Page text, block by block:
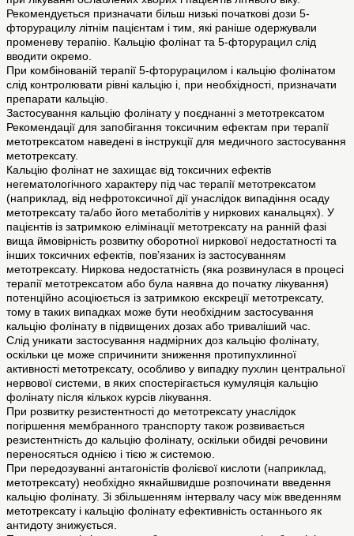
Рекомендується призначати більш низькі початкові дози 5-
фторурацилу літнім пацієнтам і тим, які раніше одержували
променеву терапію. Кальцію фолінат та 5-фторурацил слід
вводити окремо.
При комбінованій терапії 5-фторурацилом і кальцію фолінатом
слід контролювати рівні кальцію і, при необхідності, призначати
препарати кальцію.
Застосування кальцію фолінату у поєднанні з метотрексатом
Рекомендації для запобігання токсичним ефектам при терапії
метотрексатом наведені в інструкції для медичного застосування
метотрексату.
Кальцію фолінат не захищає від токсичних ефектів
негематологічного характеру під час терапії метотрексатом
(наприклад, від нефротоксичної дії унаслідок випадіння осаду
метотрексату та/або його метаболітів у ниркових канальцях). У
пацієнтів із затримкою елімінації метотрексату на ранній фазі
вища ймовірність розвитку оборотної ниркової недостатності та
інших токсичних ефектів, пов’язаних із застосуванням
метотрексату. Ниркова недостатність (яка розвинулася в процесі
терапії метотрексатом або була наявна до початку лікування)
потенційно асоціюється із затримкою екскреції метотрексату,
тому в таких випадках може бути необхідним застосування
кальцію фолінату в підвищених дозах або триваліший час.
Слід уникати застосування надмірних доз кальцію фолінату,
оскільки це може спричинити зниження протипухлинної
активності метотрексату, особливо у випадку пухлин центральної
нервової системи, в яких спостерігається кумуляція кальцію
фолінату після кількох курсів лікування.
При розвитку резистентності до метотрексату унаслідок
погіршення мембранного транспорту також розвивається
резистентність до кальцію фолінату, оскільки обидві речовини
переносяться однією і тією ж системою.
При передозуванні антагоністів фолієвої кислоти (наприклад,
метотрексату) необхідно якнайшвидше розпочинати введення
кальцію фолінату. Зі збільшенням інтервалу часу між введенням
метотрексату і кальцію фолінату ефективність останнього як
антидоту знижується.